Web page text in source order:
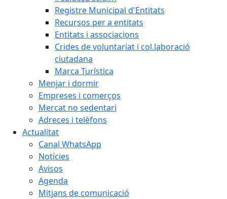
Registre Municipal d'Entitats
Recursos per a entitats
Entitats i associacions
Crides de voluntariat i col.laboració
ciutadana
Marca Turística
Menjar i dormir
Empreses i comerços
Mercat no sedentari
Adreces i telèfons
Actualitat
Canal WhatsApp
Notícies
Avisos
Agenda
Mitjans de comunicació